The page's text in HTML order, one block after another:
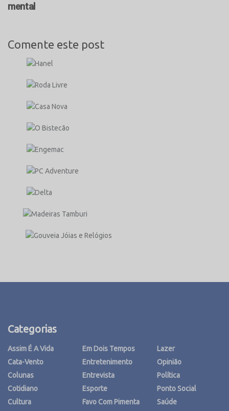
mental
Comente este post
Categorias
Assim É A Vida
Cata-Vento
Colunas
Cotidiano
Cultura
Em Dois Tempos
Entretenimento
Entrevista
Esporte
Favo Com Pimenta
Lazer
Opinião
Política
Ponto Social
Saúde